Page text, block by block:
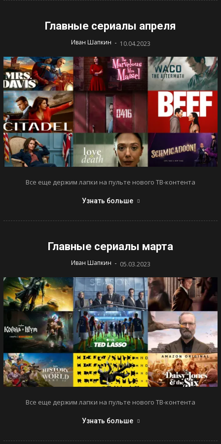
Главные сериалы апреля
Иван Шапкин - 10.04.2023
Все еще держим лапки на пульте нового ТВ-контента
Узнать больше
Главные сериалы марта
Иван Шапкин - 05.03.2023
Все еще держим лапки на пульте нового ТВ-контента
Узнать больше